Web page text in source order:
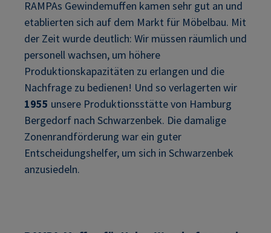
RAMPAs Gewindemuffen kamen sehr gut an und
etablierten sich auf dem Markt für Möbelbau. Mit
der Zeit wurde deutlich: Wir müssen räumlich und
personell wachsen, um höhere
Produktionskapazitäten zu erlangen und die
Nachfrage zu bedienen! Und so verlagerten wir
1955 unsere Produktionsstätte von Hamburg
Bergedorf nach Schwarzenbek. Die damalige
Zonenrandförderung war ein guter
Entscheidungshelfer, um sich in Schwarzenbek
anzusiedeln.